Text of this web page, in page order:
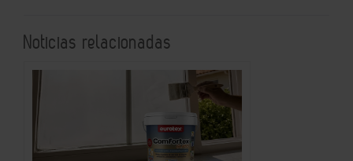
Noticias relacionadas